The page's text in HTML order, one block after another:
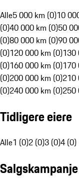
Alle5 000 km (0)10
(0)40 000 km (0)50
(0)80 000 km (0)90
(0)120 000 km (0)130
(0)160 000 km (0)170
(0)200 000 km (0)210
(0)240 000 km (0)250
Tidligere eiere
Alle1 (0)2 (0)3 (0)4 (0)
Salgskampanje